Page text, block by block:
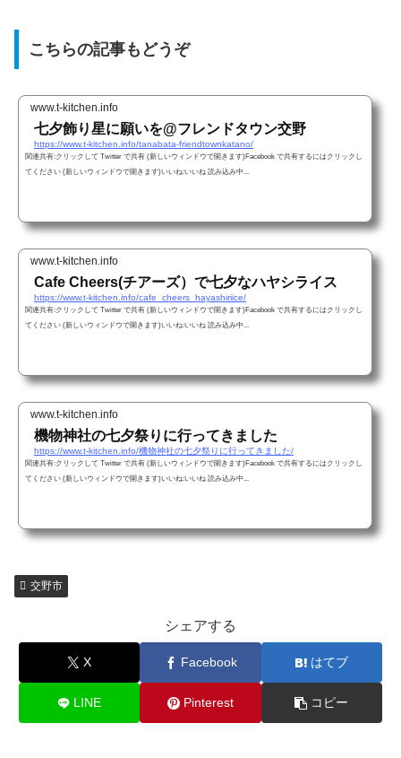
こちらの記事もどうぞ
www.t-kitchen.info
七夕飾り星に願いを@フレンドタウン交野
https://www.t-kitchen.info/tanabata-friendtownkatano/
関連共有:クリックして Twitter で共有 (新しいウィンドウで開きます)Facebook で共有するにはクリックし
てください (新しいウィンドウで開きます)いいね:いいね 読み込み中...
www.t-kitchen.info
Cafe Cheers(チアーズ）で七夕なハヤシライス
https://www.t-kitchen.info/cafe_cheers_hayashiriice/
関連共有:クリックして Twitter で共有 (新しいウィンドウで開きます)Facebook で共有するにはクリックし
てください (新しいウィンドウで開きます)いいね:いいね 読み込み中...
www.t-kitchen.info
機物神社の七夕祭りに行ってきました
https://www.t-kitchen.info/機物神社の七夕祭りに行ってきました/
関連共有:クリックして Twitter で共有 (新しいウィンドウで開きます)Facebook で共有するにはクリックし
てください (新しいウィンドウで開きます)いいね:いいね 読み込み中...
交野市
シェアする
X Facebook はてブ
LINE Pinterest コピー